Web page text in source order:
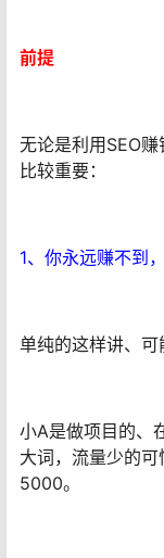
前提
无论是利用SEO
比较重要：
1、你永远赚不到
单纯的这样讲、可
小A是做项目的、
大词，流量少的
5000。